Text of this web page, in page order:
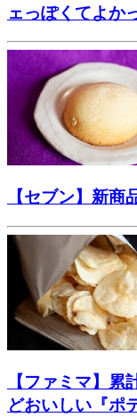
ェっぽくてよか
【セブン】新
【ファミマ】
どおいしい『ポ